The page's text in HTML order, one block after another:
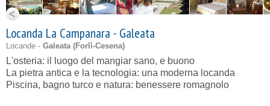
Locanda La Campanara - Galeata
Locande - Galeata (Forlì-Cesena)
L'osteria: il luogo del mangiar sano, e buono
La pietra antica e la tecnologia: una moderna locanda
Piscina, bagno turco e natura: benessere romagnolo